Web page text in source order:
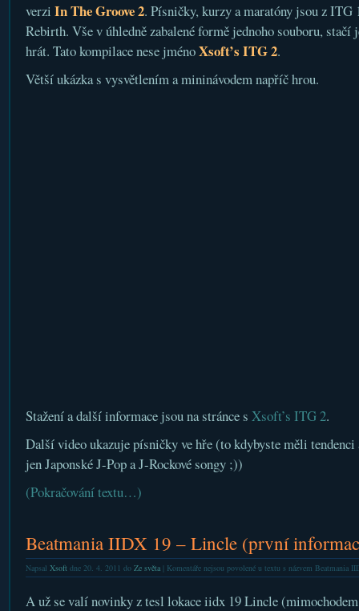
verzi In The Groove 2. Písničky, kurzy a maratóny jsou z
Rebirth. Vše v úhledně zabalené formě jednoho souboru, stačí
hrát. Tato kompilace nese jménoXsoft’s ITG 2.
Větší ukázka s vysvětlením a mininávodem napříč hrou.
Stažení a další informace jsou na stránce s Xsoft’s ITG 2.
Další video ukazuje písničky ve hře (to kdybyste měli
jen Japonské J-Pop a J-Rockové songy ;))
(Pokračování textu…)
Beatmania IIDX 19 – Lincle (první
Napsal Xsoftdne 20. 4. 2011 do Ze světa| Komentáře nejsou povolenéu textu s názvem Beatmania
A už se valí novinky z tesl lokace iidx 19 Lincle